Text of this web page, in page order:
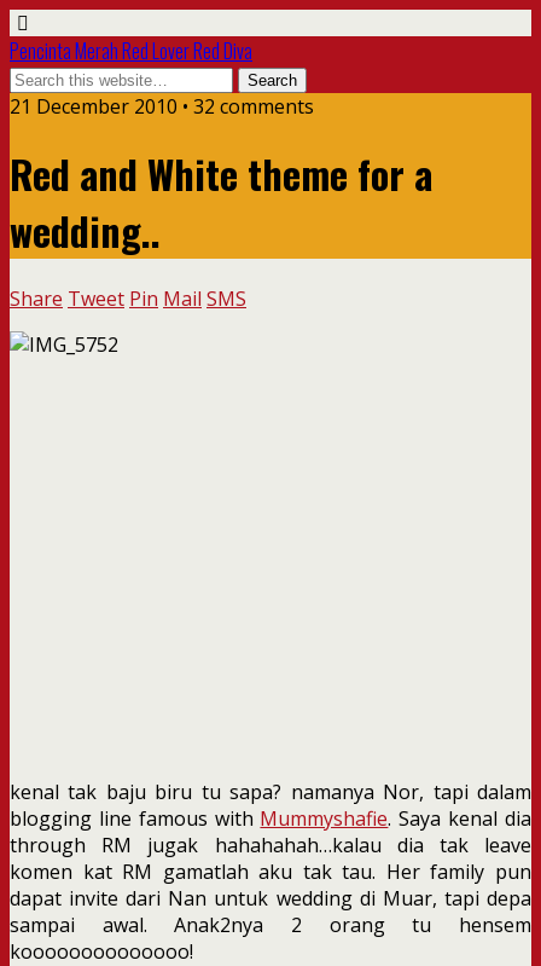
Pencinta Merah Red Lover Red Diva
21 December 2010 • 32 comments
Red and White theme for a
wedding..
Share Tweet Pin Mail SMS
kenal tak baju biru tu sapa? namanya Nor, tapi dalam
blogging line famous with Mummyshafie. Saya kenal dia
through RM jugak hahahahah…kalau dia tak leave
komen kat RM gamatlah aku tak tau. Her family pun
dapat invite dari Nan untuk wedding di Muar, tapi depa
sampai awal. Anak2nya 2 orang tu hensem
koooooooooooooo!